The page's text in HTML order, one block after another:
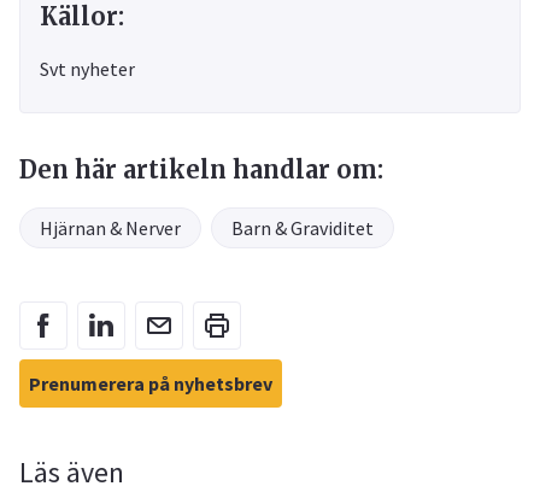
Källor:
Svt nyheter
Den här artikeln handlar om:
Hjärnan & Nerver Barn & Graviditet
Prenumerera på nyhetsbrev
Läs även